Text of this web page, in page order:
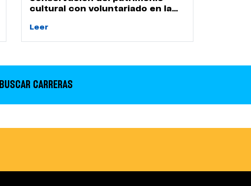
cultural con voluntariado en la
Leer
BUSCAR CARRERAS